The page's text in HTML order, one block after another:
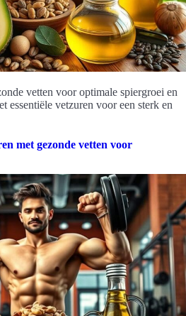
vetten voor optimale spiergroei en
essentiële vetzuren voor een sterk en
met gezonde vetten voor